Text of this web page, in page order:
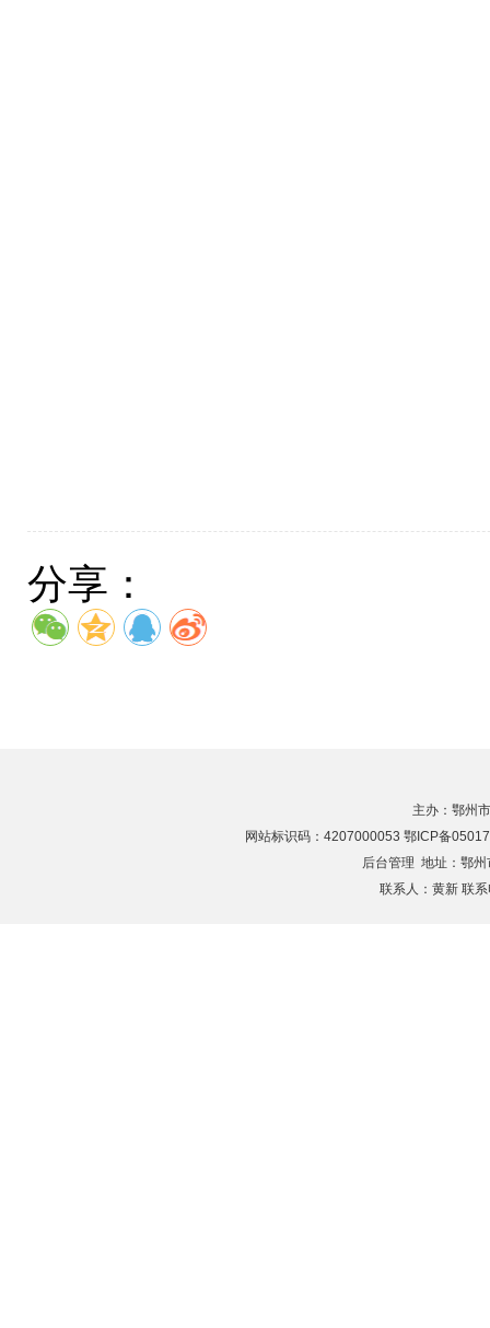
分享：
主办：鄂州
网站标识码：4207000053 鄂ICP备
后台管理 地址：鄂
联系人：黄新 联